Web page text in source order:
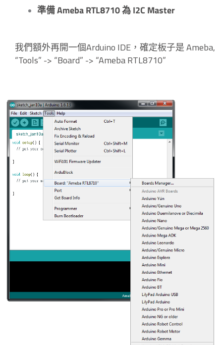
準備 Ameba RTL8710 為 I2C Master
我們額外再開一個Arduino IDE，確定板子是 Ameba,
“Tools” -> “Board” -> “Ameba RTL8710”